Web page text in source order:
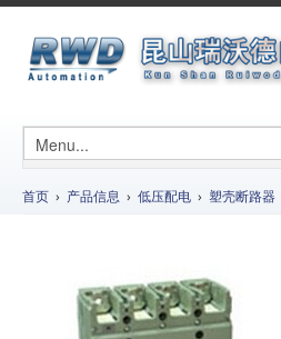
首页 › 产品信息 › 低压配电 › 塑壳断路器